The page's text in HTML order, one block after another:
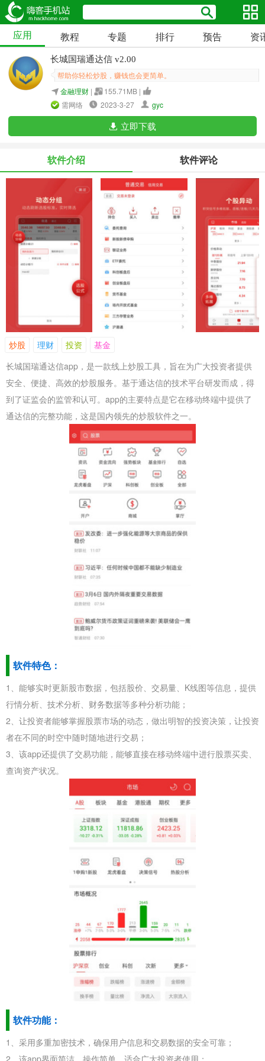
应用 教程 专题 排行 预告 资
长城国瑞通达信 v2.00
帮助你轻松炒股，赚钱也会更简单。
金融理财 |
155.71MB |
需网络
2023-3-27 gyc
立即下载
软件介绍 软件评论
炒股 理财 投资
基金
长城国瑞通达信app，是一款线上炒股工具，旨在为广大投资者提供
安全、便捷、高效的炒股服务。基于通达信的技术平台研发而成，得
到了证监会的监管和认可。app的主要特点是它在移动终端中提供了
通达信的完整功能，这是国内领先的炒股软件之一。
软件特色：
1、能够实时更新股市数据，包括股价、交易量、K线图等信息，提供
行情分析、技术分析、财务数据等多种分析功能；
2、让投资者能够掌握股票市场的动态，做出明智的投资决策，让投资
者在不同的时空中随时随地进行交易；
3、该app还提供了交易功能，能够直接在移动终端中进行股票买卖、
查询资产状况。
软件功能：
1、采用多重加密技术，确保用户信息和交易数据的安全可靠；
2、该app界面简洁、操作简单，适合广大投资者使用；